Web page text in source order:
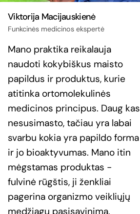
Viktorija Macijauskienė
Funkcinės medicinos ekspertė
Mano praktika reikalauja
naudoti kokybiškus maisto
papildus ir produktus, kurie
atitinka ortomolekulinės
medicinos principus. Daug kas
nesusimasto, tačiau yra labai
svarbu kokia yra papildo forma
ir jo bioaktyvumas. Mano itin
mėgstamas produktas -
fulvinė rūgštis, ji ženkliai
pagerina organizmo veikliųjų
medžiagų pasisavinimą.